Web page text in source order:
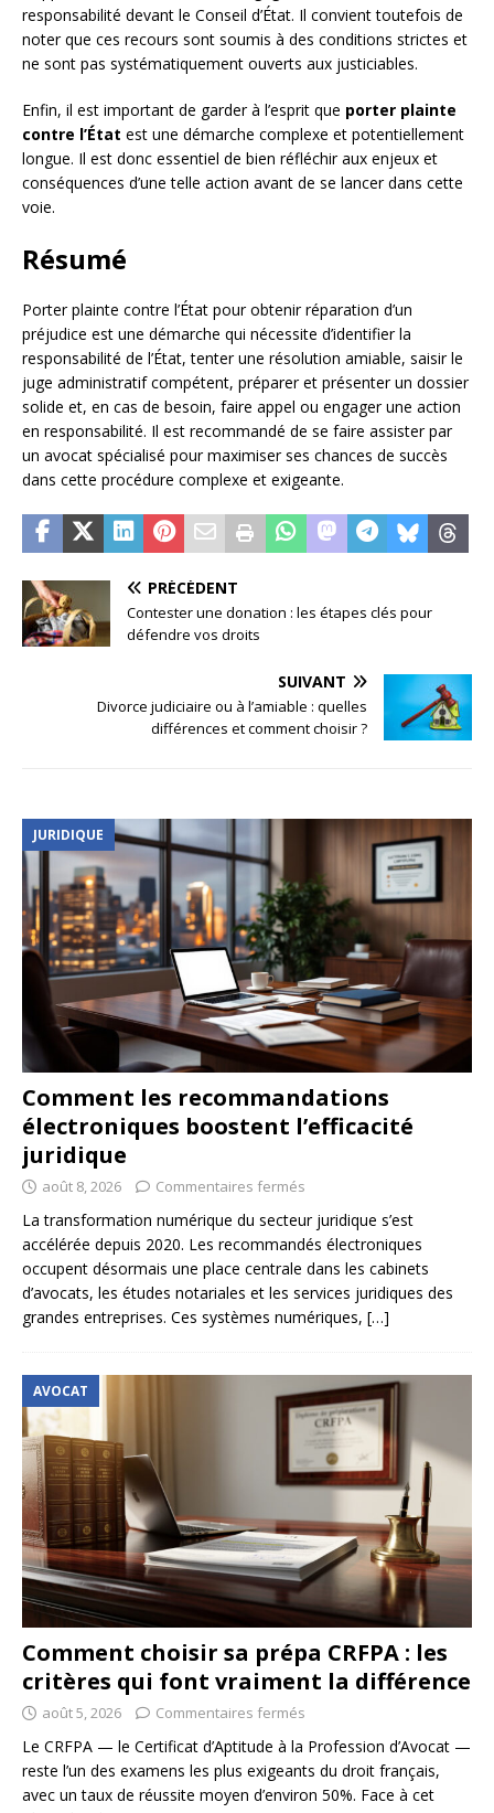
responsabilité devant le Conseil d’État. Il convient toutefois de
noter que ces recours sont soumis à des conditions strictes et
ne sont pas systématiquement ouverts aux justiciables.
Enfin, il est important de garder à l’esprit que porter plainte
contre l’État est une démarche complexe et potentiellement
longue. Il est donc essentiel de bien réfléchir aux enjeux et
conséquences d’une telle action avant de se lancer dans cette
voie.
Résumé
Porter plainte contre l’État pour obtenir réparation d’un
préjudice est une démarche qui nécessite d’identifier la
responsabilité de l’État, tenter une résolution amiable, saisir le
juge administratif compétent, préparer et présenter un dossier
solide et, en cas de besoin, faire appel ou engager une action
en responsabilité. Il est recommandé de se faire assister par
un avocat spécialisé pour maximiser ses chances de succès
dans cette procédure complexe et exigeante.
PRÉCÉDENT
Contester une donation : les étapes clés pour
défendre vos droits
SUIVANT
Divorce judiciaire ou à l’amiable : quelles
différences et comment choisir ?
JURIDIQUE
Comment les recommandations
électroniques boostent l’efficacité
juridique
août 8, 2026 Commentaires fermés
La transformation numérique du secteur juridique s’est
accélérée depuis 2020. Les recommandés électroniques
occupent désormais une place centrale dans les cabinets
d’avocats, les études notariales et les services juridiques des
grandes entreprises. Ces systèmes numériques, […]
AVOCAT
Comment choisir sa prépa CRFPA : les
critères qui font vraiment la différence
août 5, 2026 Commentaires fermés
Le CRFPA — le Certificat d’Aptitude à la Profession d’Avocat —
reste l’un des examens les plus exigeants du droit français,
avec un taux de réussite moyen d’environ 50%. Face à cet